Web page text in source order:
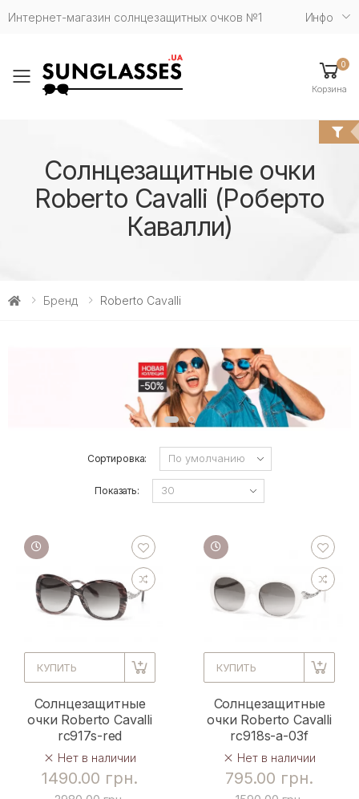
Интернет-магазин солнцезащитных очков №1 Инфо
Toggle mobile menu
0
Корзина
Солнцезащитные очки
Roberto Cavalli (Роберто
Кавалли)
Бренд Roberto Cavalli
Сортировка:
Показать:
КУПИТЬ
Солнцезащитные
очки Roberto Cavalli
rc917s-red
Нет в наличии
1490.00 грн.
КУПИТЬ
Солнцезащитные
очки Roberto Cavalli
rc918s-a-03f
Нет в наличии
795.00 грн.